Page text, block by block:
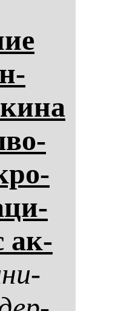
ак­